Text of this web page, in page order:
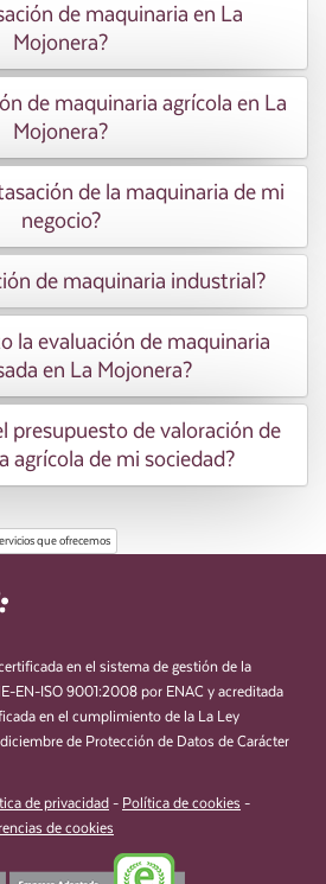
de maquinaria en La
Mojonera?
de maquinaria agrícola en La
Mojonera?
de la maquinaria de mi
negocio?
de maquinaria industrial?
la evaluación de maquinaria
en La Mojonera?
presupuesto de valoración de
agrícola de mi sociedad?
que ofrecemos
en el sistema de gestión de la
EN-ISO 9001:2008 por ENAC y acreditada
en el cumplimiento de la La Ley
de Protección de Datos de Carácter
de privacidad - Política de cookies -
de cookies